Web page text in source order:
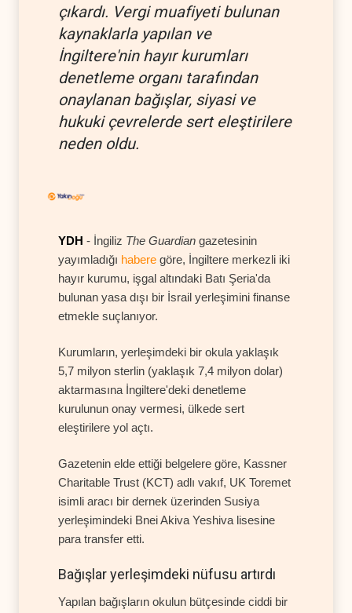
çıkardı. Vergi muafiyeti bulunan
kaynaklarla yapılan ve
İngiltere'nin hayır kurumları
denetleme organı tarafından
onaylanan bağışlar, siyasi ve
hukuki çevrelerde sert eleştirilere
neden oldu.
YDH - İngiliz The Guardian gazetesinin
yayımladığı habere göre, İngiltere merkezli iki
hayır kurumu, işgal altındaki Batı Şeria'da
bulunan yasa dışı bir İsrail yerleşimini finanse
etmekle suçlanıyor.
Kurumların, yerleşimdeki bir okula yaklaşık
5,7 milyon sterlin (yaklaşık 7,4 milyon dolar)
aktarmasına İngiltere'deki denetleme
kurulunun onay vermesi, ülkede sert
eleştirilere yol açtı.
Gazetenin elde ettiği belgelere göre, Kassner
Charitable Trust (KCT) adlı vakıf, UK Toremet
isimli aracı bir dernek üzerinden Susiya
yerleşimindeki Bnei Akiva Yeshiva lisesine
para transfer etti.
Bağışlar yerleşimdeki nüfusu artırdı
Yapılan bağışların okulun bütçesinde ciddi bir